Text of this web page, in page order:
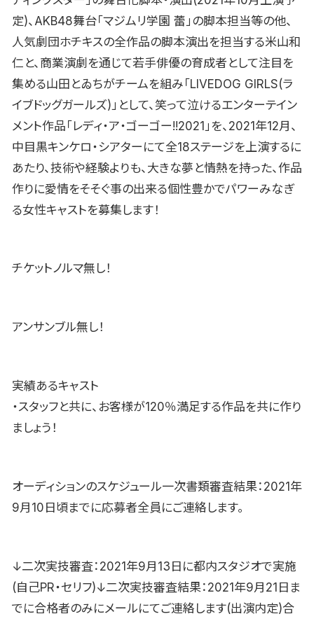
定)、AKB48舞台「マジムリ学園 蕾」の脚本担当等の他、
人気劇団ホチキスの全作品の脚本演出を担当する米山和
仁と、商業演劇を通じて若手俳優の育成者として注目を
集める山田とゐちがチームを組み「LIVEDOG GIRLS(ラ
イブドッグガールズ)」として、笑って泣けるエンターテイン
メント作品「レディ・ア・ゴーゴー!!2021」を、2021年12月、
中目黒キンケロ・シアターにて全18ステージを上演するに
あたり、技術や経験よりも、大きな夢と情熱を持った、作品
作りに愛情をそそぐ事の出来る個性豊かでパワーみなぎ
る女性キャストを募集します！
チケットノルマ無し！
アンサンブル無し！
実績あるキャスト
・スタッフと共に、お客様が120％満足する作品を共に作り
ましょう！
オーディションのスケジュール一次書類審査結果：2021年
9月10日頃までに応募者全員にご連絡します。
↓二次実技審査：2021年9月13日に都内スタジオで実施
(自己PR・セリフ)↓二次実技審査結果：2021年9月21日ま
でに合格者のみにメールにてご連絡します(出演内定)合